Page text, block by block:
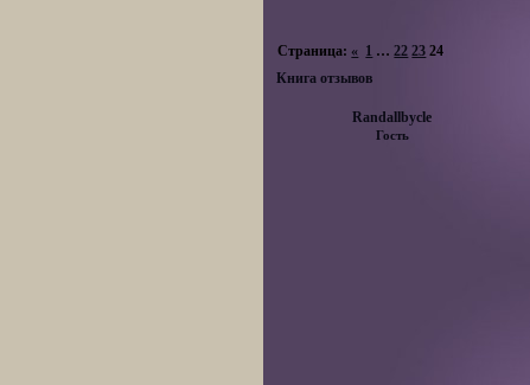
Книга отзывов
Страница: « 1 … 22 23 24
Randallbycle
Гость